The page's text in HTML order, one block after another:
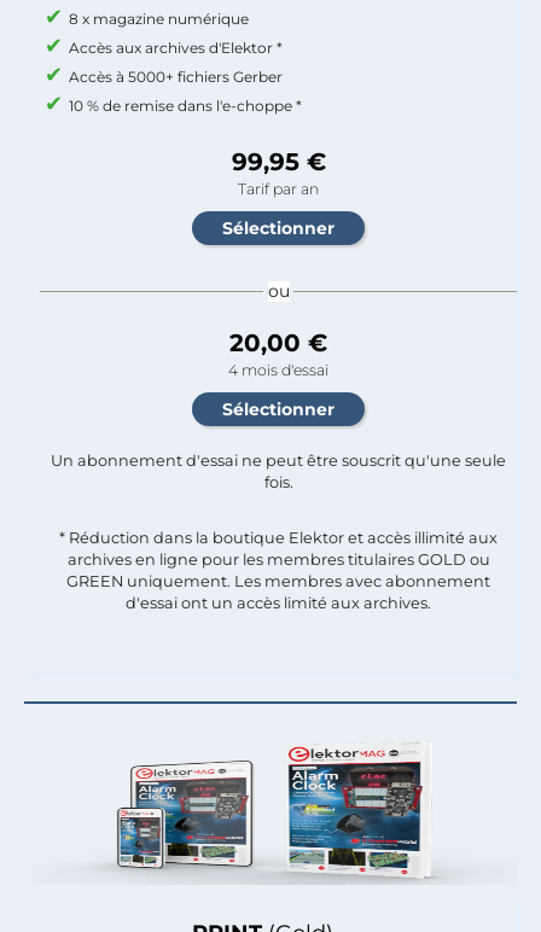
8 x magazine numérique
Accès aux archives d'Elektor *
Accès à 5000+ fichiers Gerber
10 % de remise dans l'e-choppe *
99,95 €
Tarif par an
ou
20,00 €
4 mois d'essai
Un abonnement d'essai ne peut être souscrit qu'une seule
fois.​
* Réduction dans la boutique Elektor et accès illimité aux
archives en ligne pour les membres titulaires GOLD ou
GREEN uniquement. Les membres avec abonnement
d'essai ont un accès limité aux archives.